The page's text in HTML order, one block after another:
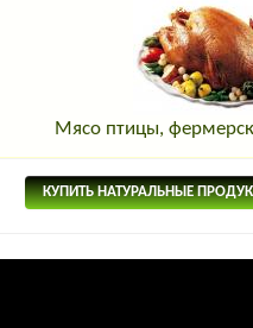
Мясо птицы,
КУПИТЬ НАТУРАЛЬНЫЕ